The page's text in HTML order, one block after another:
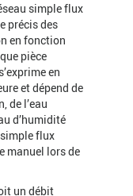
simple flux
précis des
en fonction
pièce
en
et dépend de
de l’eau
d’humidité
flux
manuel lors de
un débit